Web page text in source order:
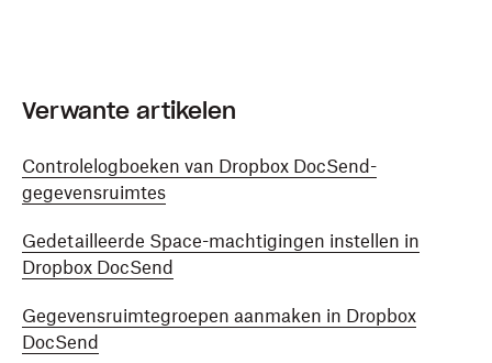
Verwante artikelen
Controlelogboeken van Dropbox DocSend-
gegevensruimtes
Gedetailleerde Space-machtigingen instellen in
Dropbox DocSend
Gegevensruimtegroepen aanmaken in Dropbox
DocSend